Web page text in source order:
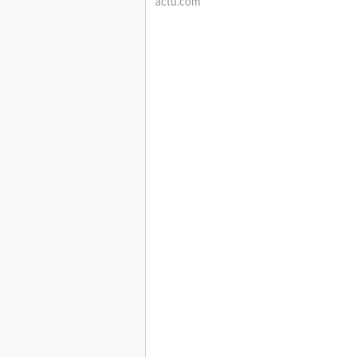
actu.com